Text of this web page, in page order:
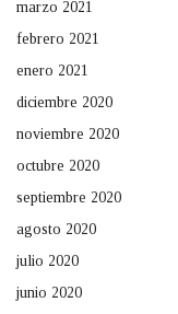
marzo 2021
febrero 2021
enero 2021
diciembre 2020
noviembre 2020
octubre 2020
septiembre 2020
agosto 2020
julio 2020
junio 2020